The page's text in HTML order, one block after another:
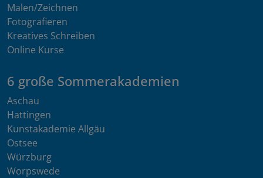
Malen/Zeichnen
Fotografieren
Kreatives Schreiben
Online Kurse
6 große Sommerakademien
Aschau
Hattingen
Kunstakademie Allgäu
Ostsee
Würzburg
Worpswede